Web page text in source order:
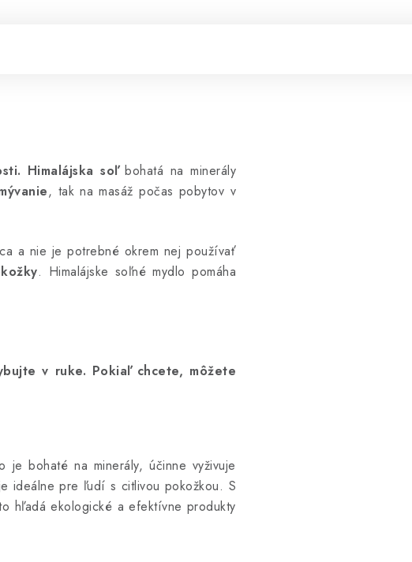
Himalájska soľbohatá na minerály
, tak na masáž počas pobytov v
a nie je potrebné okrem nej používať
. Himalájske soľné mydlo pomáha
v ruke. Pokiaľ chcete, môžete
je bohaté na minerály, účinne vyživuje
ideálne pre ľudí s citlivou pokožkou. S
hľadá ekologické a efektívne produkty